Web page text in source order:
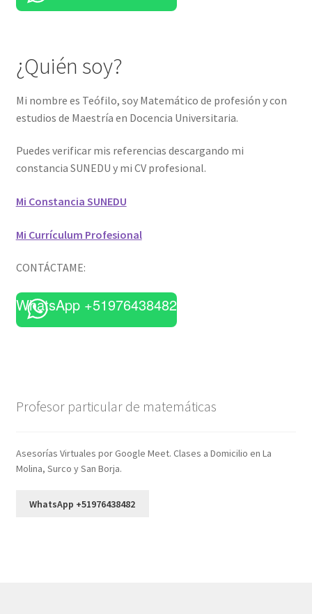
¿Quién soy?
Mi nombre es Teófilo, soy Matemático de profesión y con
estudios de Maestría en Docencia Universitaria.
Puedes verificar mis referencias descargando mi
constancia SUNEDU y mi CV profesional.
Mi Constancia SUNEDU
Mi Currículum Profesional
CONTÁCTAME:
WhatsApp +51976438482
Profesor particular de matemáticas
Asesorías Virtuales por Google Meet. Clases a Domicilio en La
Molina, Surco y San Borja.
WhatsApp +51976438482